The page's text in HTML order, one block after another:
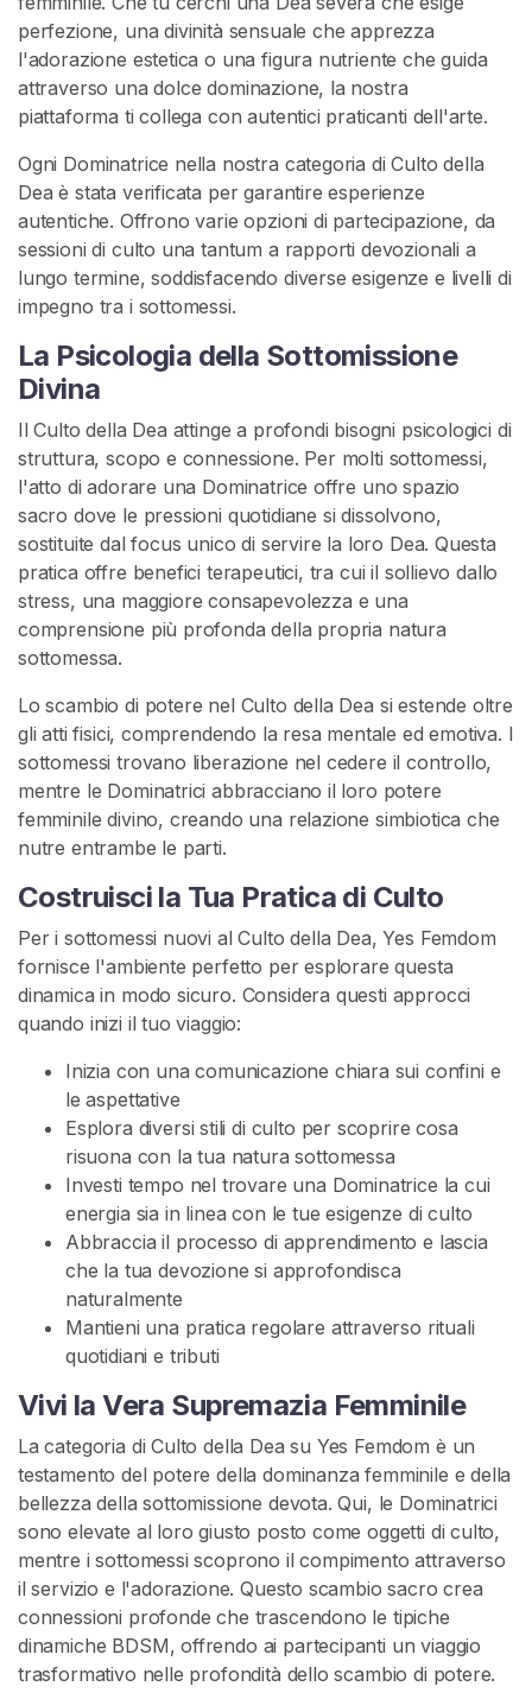
perfezione, una divinità sensuale che apprezza
l'adorazione estetica o una figura nutriente che guida
attraverso una dolce dominazione, la nostra
piattaforma ti collega con autentici praticanti dell'arte.
Ogni Dominatrice nella nostra categoria di Culto della
Dea è stata verificata per garantire esperienze
autentiche. Offrono varie opzioni di partecipazione, da
sessioni di culto una tantum a rapporti devozionali a
lungo termine, soddisfacendo diverse esigenze e livelli di
impegno tra i sottomessi.
La Psicologia della Sottomissione
Divina
Il Culto della Dea attinge a profondi bisogni psicologici di
struttura, scopo e connessione. Per molti sottomessi,
l'atto di adorare una Dominatrice offre uno spazio
sacro dove le pressioni quotidiane si dissolvono,
sostituite dal focus unico di servire la loro Dea. Questa
pratica offre benefici terapeutici, tra cui il sollievo dallo
stress, una maggiore consapevolezza e una
comprensione più profonda della propria natura
sottomessa.
Lo scambio di potere nel Culto della Dea si estende oltre
gli atti fisici, comprendendo la resa mentale ed emotiva. I
sottomessi trovano liberazione nel cedere il controllo,
mentre le Dominatrici abbracciano il loro potere
femminile divino, creando una relazione simbiotica che
nutre entrambe le parti.
Costruisci la Tua Pratica di Culto
Per i sottomessi nuovi al Culto della Dea, Yes Femdom
fornisce l'ambiente perfetto per esplorare questa
dinamica in modo sicuro. Considera questi approcci
quando inizi il tuo viaggio:
Inizia con una comunicazione chiara sui confini e
le aspettative
Esplora diversi stili di culto per scoprire cosa
risuona con la tua natura sottomessa
Investi tempo nel trovare una Dominatrice la cui
energia sia in linea con le tue esigenze di culto
Abbraccia il processo di apprendimento e lascia
che la tua devozione si approfondisca
naturalmente
Mantieni una pratica regolare attraverso rituali
quotidiani e tributi
Vivi la Vera Supremazia Femminile
La categoria di Culto della Dea su Yes Femdom è un
testamento del potere della dominanza femminile e della
bellezza della sottomissione devota. Qui, le Dominatrici
sono elevate al loro giusto posto come oggetti di culto,
mentre i sottomessi scoprono il compimento attraverso
il servizio e l'adorazione. Questo scambio sacro crea
connessioni profonde che trascendono le tipiche
dinamiche BDSM, offrendo ai partecipanti un viaggio
trasformativo nelle profondità dello scambio di potere.
z
i
o
n
F
e
m
m
i
n
l
e
J
o
i
t
à
F
e
m
d
m
o
S
a
e
C
R
C
A
C
o